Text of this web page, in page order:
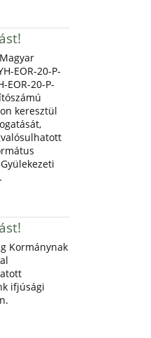
EOR-20-P-
EOR-20-P-
keresztül
Kormánynak
ifjúsági